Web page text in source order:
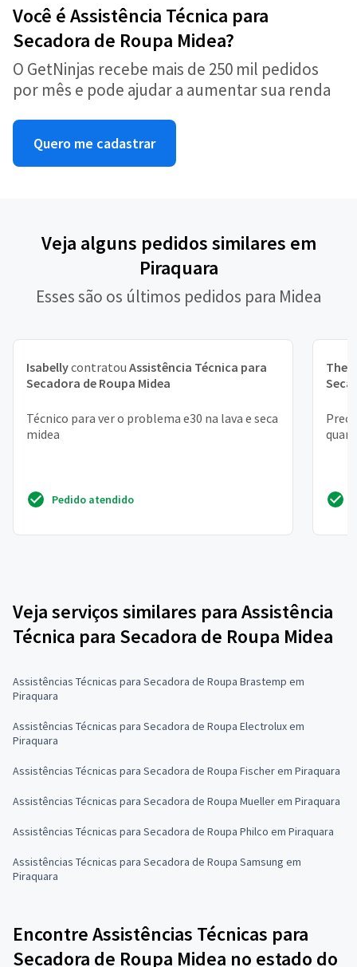
Você é Assistência Técnica para
Secadora de Roupa Midea?
O GetNinjas recebe mais de 250 mil pedidos
por mês e pode ajudar a aumentar sua renda
Quero me cadastrar
Veja alguns pedidos similares em
Piraquara
Esses são os últimos pedidos para Midea
Isabellycontratou Assistência Técnica para
Secadora de Roupa Midea
Técnico para ver o problema e30 na lava e seca
midea
Pedido atendido
Theo
Veja serviços similares para Assistência
Técnica para Secadora de Roupa Midea
Assistências Técnicas para Secadora de Roupa Brastemp em
Piraquara
Assistências Técnicas para Secadora de Roupa Electrolux em
Piraquara
Assistências Técnicas para Secadora de Roupa Fischer em Piraquara
Assistências Técnicas para Secadora de Roupa Mueller em Piraquara
Assistências Técnicas para Secadora de Roupa Philco em Piraquara
Assistências Técnicas para Secadora de Roupa Samsung em
Piraquara
Encontre Assistências Técnicas para
Secadora de Roupa Midea no estado do